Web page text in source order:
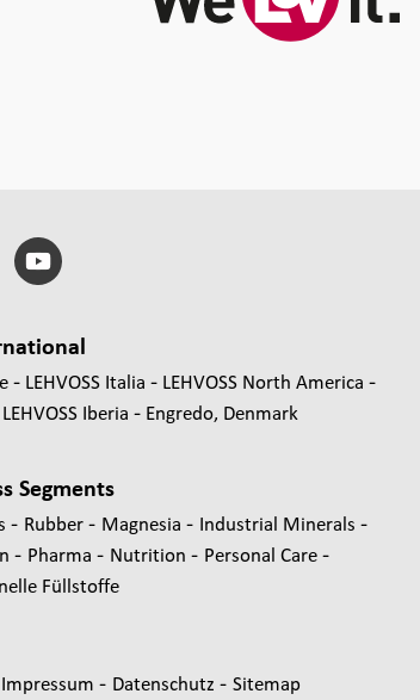
LEHVOSS Italia
LEHVOSS North America
LEHVOSS Iberia Engredo, Denmark
Segments
- Rubber - Magnesia - Industrial Minerals -
- Pharma - Nutrition - Personal Care -
Füllstoffe
Impressum - Datenschutz - Sitemap